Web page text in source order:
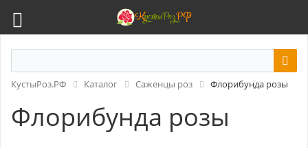
КустыРоз.РФ Каталог Саженцы роз Флорибунда розы
Флорибунда розы